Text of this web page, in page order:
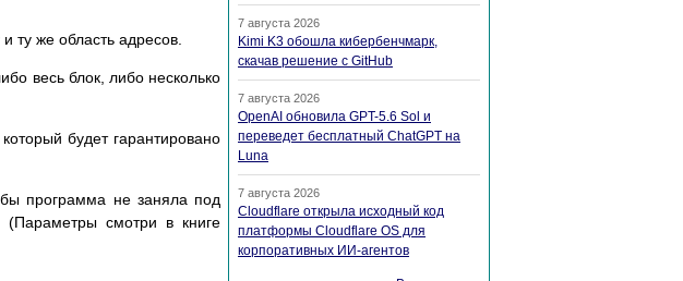
и ту же область адресов.
весь блок, либо несколько
будет гарантировано
программа не заняла под
(Параметры смотри в книге
7 августа 2026
Kimi K3 обошла кибербенчмарк,
скачав решение с GitHub
7 августа 2026
OpenAI обновила GPT-5.6 Sol и
переведет бесплатный ChatGPT на
Luna
7 августа 2026
Cloudflare открыла исходный код
платформы Cloudflare OS для
корпоративных ИИ-агентов